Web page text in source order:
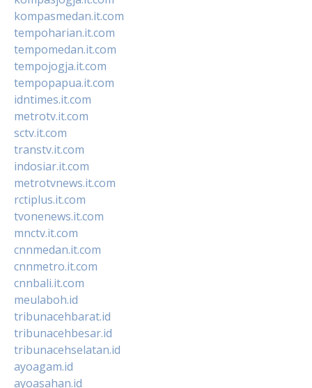
kompasmedan.it.com
tempoharian.it.com
tempomedan.it.com
tempojogja.it.com
tempopapua.it.com
idntimes.it.com
metrotv.it.com
sctv.it.com
transtv.it.com
indosiar.it.com
metrotvnews.it.com
rctiplus.it.com
tvonenews.it.com
mnctv.it.com
cnnmedan.it.com
cnnmetro.it.com
cnnbali.it.com
meulaboh.id
tribunacehbarat.id
tribunacehbesar.id
tribunacehselatan.id
ayoagam.id
ayoasahan.id